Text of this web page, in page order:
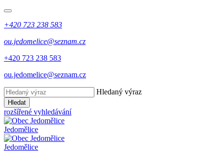
+420 723 238 583
ou.jedomelice@seznam.cz
+420 723 238 583
ou.jedomelice@seznam.cz
Hledaný výraz
Hledat
rozšířené vyhledávání
Jedomělice
Jedomělice